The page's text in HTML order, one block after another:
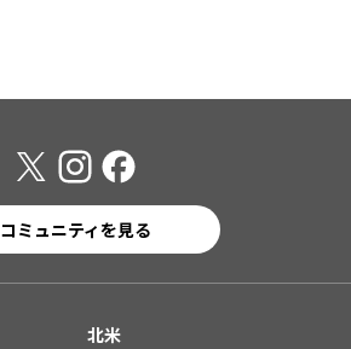
コミュニティを見る
北米